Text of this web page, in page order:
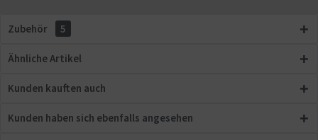
Zubehör 5
Ähnliche Artikel
Kunden kauften auch
Kunden haben sich ebenfalls angesehen